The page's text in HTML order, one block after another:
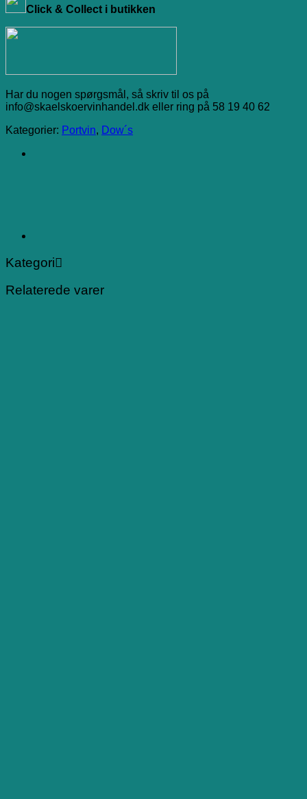
Click & Collect i butikken
Har du nogen spørgsmål, så skriv til os på
info@skaelskoervinhandel.dk eller ring på 58 19 40 62
Kategorier: Portvin, Dow´s
Kategori
Relaterede varer